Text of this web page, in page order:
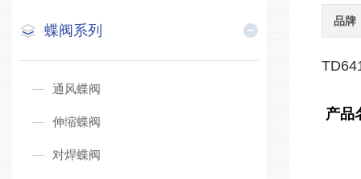
蝶阀系列
通风蝶阀
伸缩蝶阀
对焊蝶阀
品牌
产品